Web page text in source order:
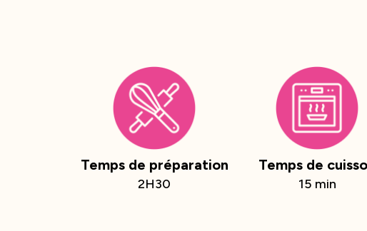
Temps de préparation
2H30
Temps de
15 min